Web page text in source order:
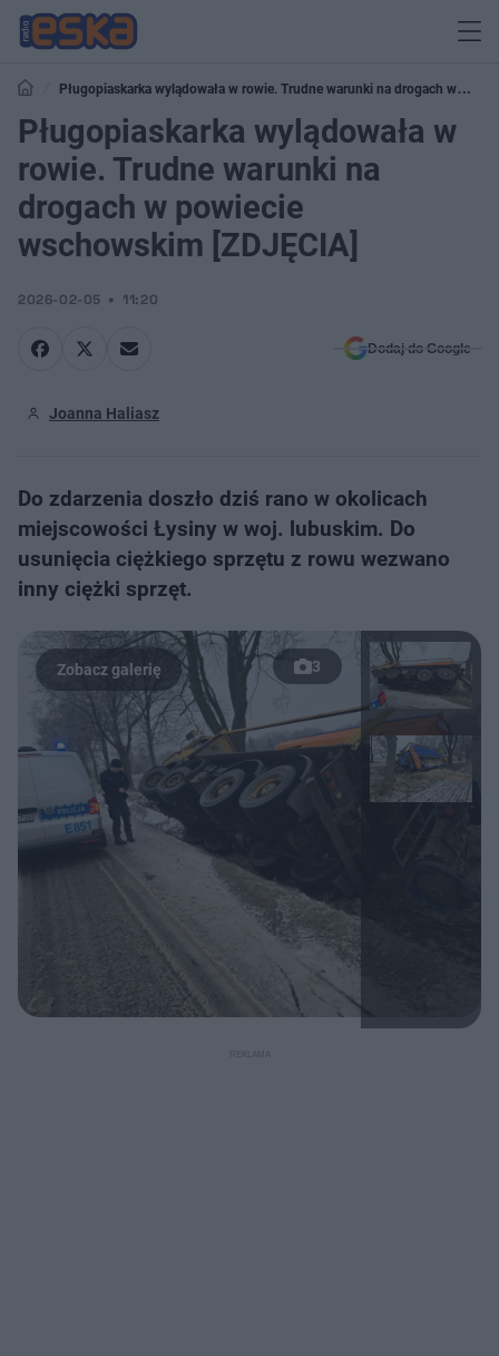
Pługopiaskarka wylądowała w rowie. Trudne warunki na drogach w
powiecie wschowskim [ZDJĘCIA]
Pługopiaskarka wylądowała w
rowie. Trudne warunki na
drogach w powiecie
wschowskim [ZDJĘCIA]
2026-02-05 11:20
Dodaj do Google
Joanna Haliasz
Do zdarzenia doszło dziś rano w okolicach
miejscowości Łysiny w woj. lubuskim. Do
usunięcia ciężkiego sprzętu z rowu wezwano
inny ciężki sprzęt.
3